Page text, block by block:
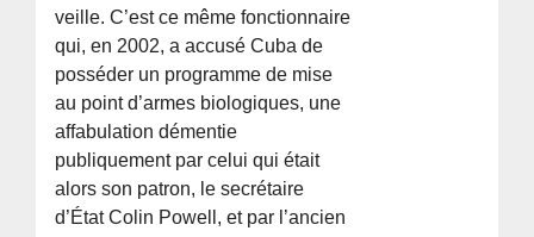
veille. C’est ce même fonctionnaire
qui, en 2002, a accusé Cuba de
posséder un programme de mise
au point d’armes biologiques, une
affabulation démentie
publiquement par celui qui était
alors son patron, le secrétaire
d’État Colin Powell, et par l’ancien